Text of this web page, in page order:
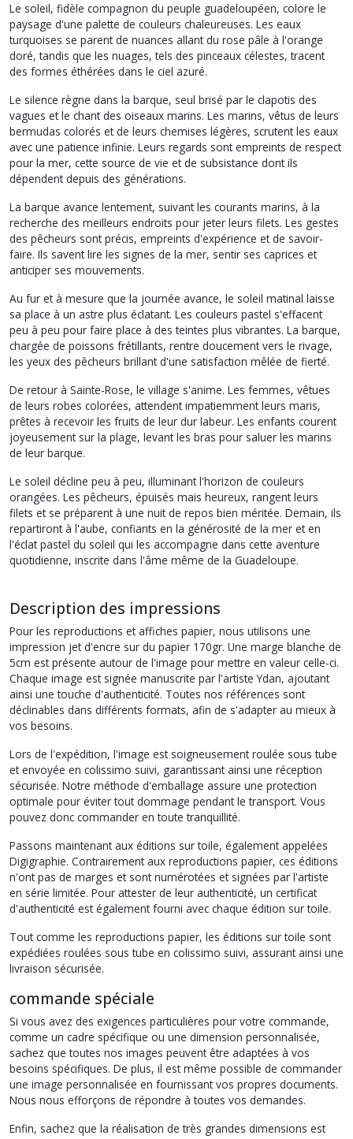
Le soleil, fidèle compagnon du peuple guadeloupéen, colore le
paysage d'une palette de couleurs chaleureuses. Les eaux
turquoises se parent de nuances allant du rose pâle à l'orange
doré, tandis que les nuages, tels des pinceaux célestes, tracent
des formes éthérées dans le ciel azuré.
Le silence règne dans la barque, seul brisé par le clapotis des
vagues et le chant des oiseaux marins. Les marins, vêtus de leurs
bermudas colorés et de leurs chemises légères, scrutent les eaux
avec une patience infinie. Leurs regards sont empreints de respect
pour la mer, cette source de vie et de subsistance dont ils
dépendent depuis des générations.
La barque avance lentement, suivant les courants marins, à la
recherche des meilleurs endroits pour jeter leurs filets. Les gestes
des pêcheurs sont précis, empreints d'expérience et de savoir-
faire. Ils savent lire les signes de la mer, sentir ses caprices et
anticiper ses mouvements.
Au fur et à mesure que la journée avance, le soleil matinal laisse
sa place à un astre plus éclatant. Les couleurs pastel s'effacent
peu à peu pour faire place à des teintes plus vibrantes. La barque,
chargée de poissons frétillants, rentre doucement vers le rivage,
les yeux des pêcheurs brillant d'une satisfaction mêlée de fierté.
De retour à Sainte-Rose, le village s'anime. Les femmes, vêtues
de leurs robes colorées, attendent impatiemment leurs maris,
prêtes à recevoir les fruits de leur dur labeur. Les enfants courent
joyeusement sur la plage, levant les bras pour saluer les marins
de leur barque.
Le soleil décline peu à peu, illuminant l'horizon de couleurs
orangées. Les pêcheurs, épuisés mais heureux, rangent leurs
filets et se préparent à une nuit de repos bien méritée. Demain, ils
repartiront à l'aube, confiants en la générosité de la mer et en
l'éclat pastel du soleil qui les accompagne dans cette aventure
quotidienne, inscrite dans l'âme même de la Guadeloupe.
Description des impressions
Pour les reproductions et affiches papier, nous utilisons une
impression jet d'encre sur du papier 170gr. Une marge blanche de
5cm est présente autour de l'image pour mettre en valeur celle-ci.
Chaque image est signée manuscrite par l'artiste Ydan, ajoutant
ainsi une touche d'authenticité. Toutes nos références sont
déclinables dans différents formats, afin de s'adapter au mieux à
vos besoins.
Lors de l'expédition, l'image est soigneusement roulée sous tube
et envoyée en colissimo suivi, garantissant ainsi une réception
sécurisée. Notre méthode d'emballage assure une protection
optimale pour éviter tout dommage pendant le transport. Vous
pouvez donc commander en toute tranquillité.
Passons maintenant aux éditions sur toile, également appelées
Digigraphie. Contrairement aux reproductions papier, ces éditions
n'ont pas de marges et sont numérotées et signées par l'artiste
en série limitée. Pour attester de leur authenticité, un certificat
d'authenticité est également fourni avec chaque édition sur toile.
Tout comme les reproductions papier, les éditions sur toile sont
expédiées roulées sous tube en colissimo suivi, assurant ainsi une
livraison sécurisée.
commande spéciale
Si vous avez des exigences particulières pour votre commande,
comme un cadre spécifique ou une dimension personnalisée,
sachez que toutes nos images peuvent être adaptées à vos
besoins spécifiques. De plus, il est même possible de commander
une image personnalisée en fournissant vos propres documents.
Nous nous efforçons de répondre à toutes vos demandes.
Enfin, sachez que la réalisation de très grandes dimensions est